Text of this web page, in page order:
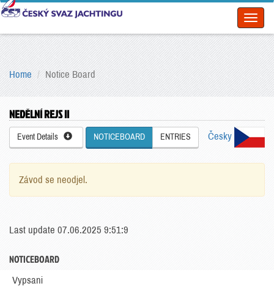
Home Notice Board
NEDĚLNÍ REJS II
Event Details NOTICEBOARD ENTRIES Česky
Závod se neodjel.
Last update 07.06.2025 9:51:9
NOTICEBOARD
Vypsani